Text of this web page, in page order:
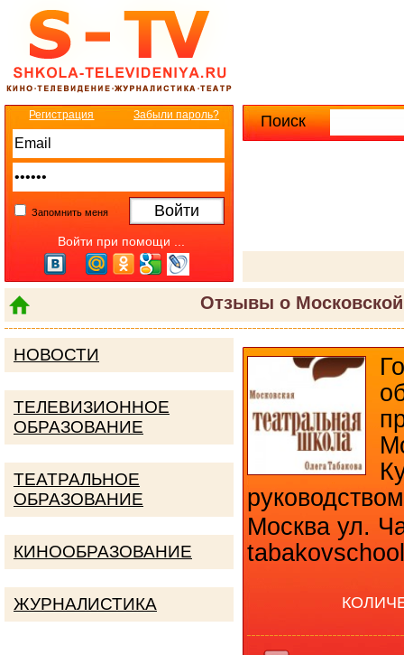
Поиск
Отзывы о Московской
Регистрация Забыли пароль?
Запомнить меня
Войти при помощи ...
Москва ул.
НОВОСТИ
ТЕЛЕВИЗИОННОЕ
ОБРАЗОВАНИЕ
ТЕАТРАЛЬНОЕ
ОБРАЗОВАНИЕ
КИНООБРАЗОВАНИЕ
ЖУРНАЛИСТИКА